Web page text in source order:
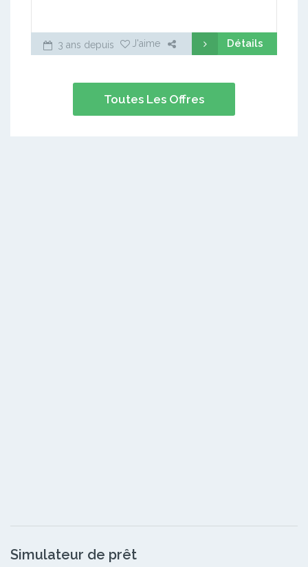
3 ans depuis J'aime Détails
Toutes Les Offres
Simulateur de prêt